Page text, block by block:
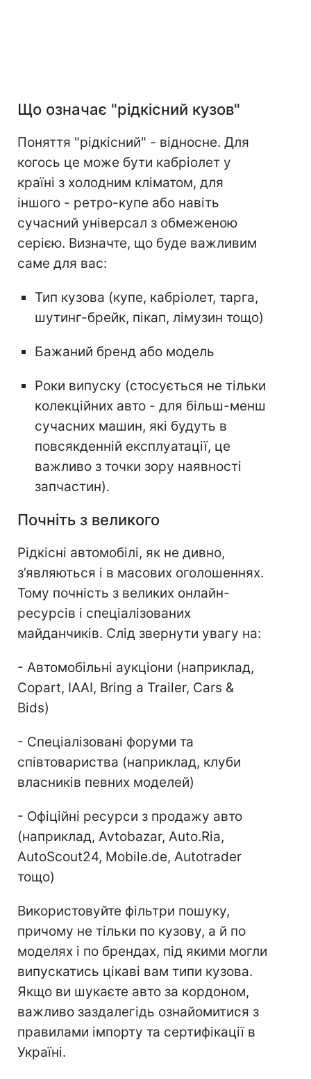
Що означає "рідкісний кузов"
Поняття "рідкісний" - відносне. Для
когось це може бути кабріолет у
країні з холодним кліматом, для
іншого - ретро-купе або навіть
сучасний універсал з обмеженою
серією. Визначте, що буде важливим
саме для вас:
Тип кузова (купе, кабріолет, тарга,
шутинг-брейк, пікап, лімузин тощо)
Бажаний бренд або модель
Роки випуску (стосується не тільки
колекційних авто - для більш-менш
сучасних машин, які будуть в
повсякденній експлуатації, це
важливо з точки зору наявності
запчастин).
Почніть з великого
Рідкісні автомобілі, як не дивно,
з’являються і в масових оголошеннях.
Тому почність з великих онлайн-
ресурсів і спеціалізованих
майданчиків. Слід звернути увагу на:
- Автомобільні аукціони (наприклад,
Copart, IAAI, Bring a Trailer, Cars &
Bids)
- Спеціалізовані форуми та
співтовариства (наприклад, клуби
власників певних моделей)
- Офіційні ресурси з продажу авто
(наприклад, Avtobazar, Auto.Ria,
AutoScout24, Mobile.de, Autotrader
тощо)
Використовуйте фільтри пошуку,
причому не тільки по кузову, а й по
моделях і по брендах, під якими могли
випускатись цікаві вам типи кузова.
Якщо ви шукаєте авто за кордоном,
важливо заздалегідь ознайомитися з
правилами імпорту та сертифікації в
Україні.